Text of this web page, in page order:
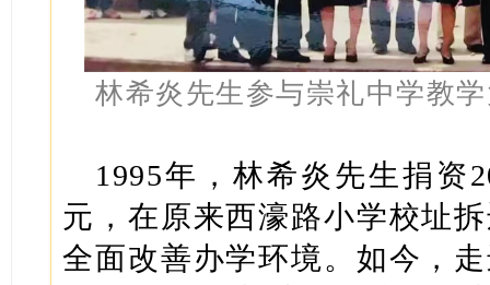
林希炎先生参与崇礼中学教
1995年，林希炎先生捐资
元，在原来西濠路小学校址
全面改善办学环境。如今，